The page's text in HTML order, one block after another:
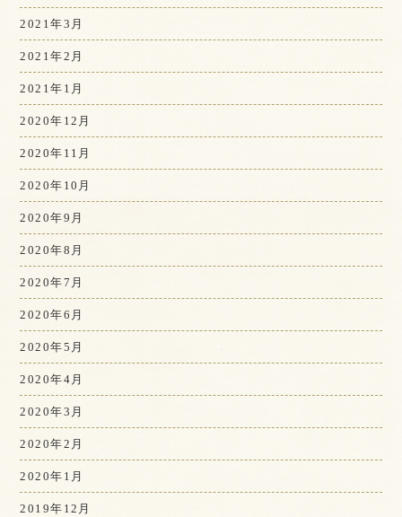
2021年3月
2021年2月
2021年1月
2020年12月
2020年11月
2020年10月
2020年9月
2020年8月
2020年7月
2020年6月
2020年5月
2020年4月
2020年3月
2020年2月
2020年1月
2019年12月